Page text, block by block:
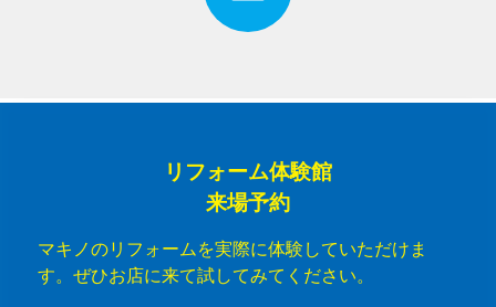
リフォーム体験館
来場予約
マキノのリフォームを実際に体験していただけま
す。ぜひお店に来て試してみてください。